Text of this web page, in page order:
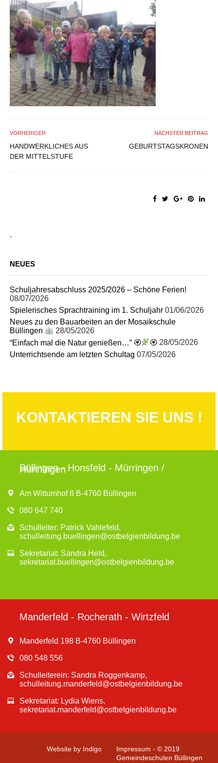
VORHERIGER
HANDWERKLICHES AUS
DER MITTELSTUFE
NÄCHSTER BEITRAG
GEBURTSTAGSKRONEN
.
NEUES
Schuljahresabschluss 2025/2026 – Schöne Ferien!
08/07/2026
Spielerisches Sprachtraining im 1. Schuljahr 01/06/2026
Neues zu den Bauarbeiten an der Mosaikschule
Büllingen
28/05/2026
“Einfach mal die Natur genießen…” 🏵
🏵 28/05/2026
Unterrichtsende am letzten Schultag 07/05/2026
KONTAKTIEREN SIE UNS !
Büllingen - Honsfeld - Mürringen /
Hünningen
Am Wittumhof 8 B-4760 Büllingen
080 647 740
Schulleiter: Patrick Vahlefeld,
schulleitung.buellingen@ostbelgienbildung.be
Sekretariat: Sandra Held,
sekretariat.buellingen@ostbelgienbildung.be
Manderfeld - Rocherath - Wirtzfeld
Manderfeld 198 B-4760 Büllingen
080 548 556
Schulleiterein: Sandra Roggenkamp,
schulleitung.manderfeld@ostbelgienbildung.be
Sekretariat: Lydia Wiens,
sekretariat.manderfeld@ostbelgienbildung.be
Website by Indigo
Impressum - © 2019
Gemeindeschulen Büllingen